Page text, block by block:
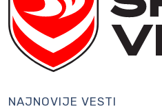
NAJNOVIJE VESTI